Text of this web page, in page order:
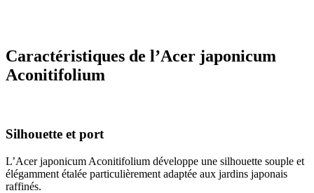
Caractéristiques de l’Acer japonicum
Aconitifolium
Silhouette et port
L’Acer japonicum Aconitifolium développe une silhouette souple et
élégamment étalée particulièrement adaptée aux jardins japonais
raffinés.